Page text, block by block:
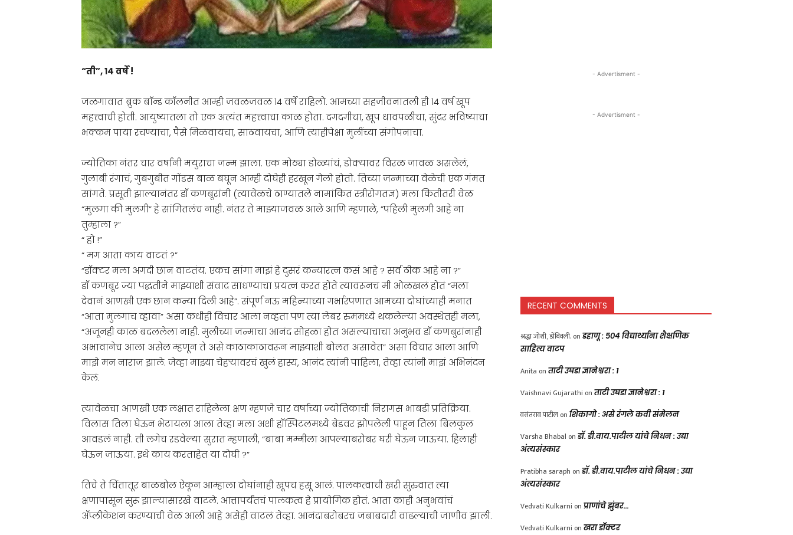
“ती”, १४ वर्षे !
जळगावात ब्रुक बाॅन्ड कॉलनीत आम्ही जवळजवळ १४ वर्षे राहिलो. आमच्या सहजीवनातली ही १४ वर्ष खूप
महत्त्वाची होती. आयुष्यातला तो एक अत्यंत महत्त्वाचा काळ होता. दगदगीचा, खूप धावपळीचा, सुंदर भविष्याचा
भक्कम पाया रचण्याचा, पैसे मिळवायचा, साठवायचा, आणि त्याहीपेक्षा मुलींच्या संगोपनाचा.
ज्योतिका नंतर चार वर्षांनी मयुराचा जन्म झाला. एक मोठ्या डोळ्यांचं, डोक्यावर विरळ जावळ असलेलं,
गुलाबी रंगाचं, गुबगुबीत गोंडस बाळ बघून आम्ही दोघेही हरखून गेलो होतो. तिच्या जन्माच्या वेळेची एक गंमत
सांगते. प्रसूती झाल्यानंतर डॉ कणबूरांंनी (त्यावेळचे ठाण्यातले नामांकित स्त्रीरोगतज्ञ) मला कितीतरी वेळ
“मुलगा की मुलगी” हे सांगितलंच नाही. नंतर ते माझ्याजवळ आले आणि म्हणाले, ”पहिली मुलगी आहे ना
तुम्हाला ?”
“ हो !”
“ मग आता काय वाटतं ?”
“डॉक्टर मला अगदी छान वाटतंय. एकच सांगा माझं हे दुसरं कन्यारत्न कसं आहे ? सर्व ठीक आहे ना ?”
डॉ कणबूर ज्या पद्धतीने माझ्याशी संवाद साधण्याचा प्रयत्न करत होते त्यावरूनच मी ओळखलं होतं “मला
देवानं आणखी एक छान कन्या दिली आहे”. संपूर्ण नऊ महिन्याच्या गर्भारपणात आमच्या दोघांच्याही मनात
“आता मुलगाच व्हावा” असा कधीही विचार आला नव्हता पण त्या लेबर रुममध्ये थकलेल्या अवस्थेतही मला,
“अजूनही काळ बदललेला नाही. मुलीच्या जन्माचा आनंद सोहळा होत असल्याचाचा अनुभव डॉ कणबुरांनाही
अभावानेच आला असेल म्हणून ते असे काठाकाठावरून माझ्याशी बोलत असावेत” असा विचार आला आणि
माझे मन नाराज झाले. जेव्हा माझ्या चेहऱ्यावरचं खुलं हास्य, आनंद त्यांनी पाहिला, तेव्हा त्यांनी माझं अभिनंदन
केलं.
त्यावेळचा आणखी एक लक्षात राहिलेला क्षण म्हणजे चार वर्षाच्या ज्योतिकाची निरागस भाबडी प्रतिक्रिया.
विलास तिला घेऊन भेटायला आला तेव्हा मला अशी हॉस्पिटलमध्ये बेडवर झोपलेली पाहून तिला बिलकुल
आवडलं नाही. ती लगेच रडवेल्या सुरात म्हणाली, “बाबा मम्मीला आपल्याबरोबर घरी घेऊन जाऊया. हिलाही
घेऊन जाऊया. इथे काय करताहेत या दोघी ?”
तिचे ते चिंतातूर बाळबोल ऐकून आम्हाला दोघांनाही खूपच हसू आलं. पालकत्वाची खरी सुरुवात त्या
क्षणापासून सुरू झाल्यासारखे वाटले. आत्तापर्यंतचं पालकत्व हे प्रायोगिक होतं. आता काही अनुभवांचं
ॲप्लीकेशन करण्याची वेळ आली आहे असेही वाटलं तेव्हा. आनंदाबरोबरच जबाबदारी वाढल्याची जाणीव झाली.
- Advertisment -
- Advertisment -
RECENT COMMENTS
श्रद्धा जोशी, डोंबिवली. on डहाणू : ५०४ विद्यार्थ्यांना शैक्षणिक
साहित्य वाटप
Anita on ताटी उघडा ज्ञानेश्वरा : 1
Vaishnavi Gujarathi on ताटी उघडा ज्ञानेश्वरा : 1
वसंतराव पाटील on शिकागो : असे रंगले कवी संमेलन
Varsha Bhabal on डॉ. डी.वाय.पाटील यांचे निधन : उद्या
अंत्यसंस्कार
Pratibha saraph on डॉ. डी.वाय.पाटील यांचे निधन : उद्या
अंत्यसंस्कार
Vedvati Kulkarni on प्राणांचे झुंबर…
Vedvati Kulkarni on खरा डॉक्टर